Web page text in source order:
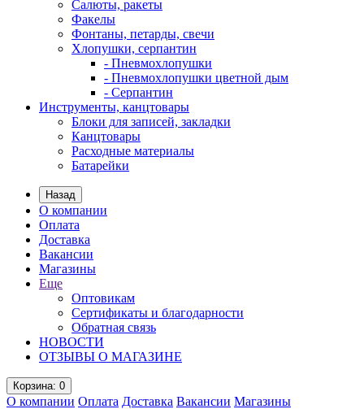
Салюты, ракеты
Факелы
Фонтаны, петарды, свечи
Хлопушки, серпантин
- Пневмохлопушки
- Пневмохлопушки цветной дым
- Серпантин
Инструменты, канцтовары
Блоки для записей, закладки
Канцтовары
Расходные материалы
Батарейки
Назад
О компании
Оплата
Доставка
Вакансии
Магазины
Еще
Оптовикам
Сертификаты и благодарности
Обратная связь
НОВОСТИ
ОТЗЫВЫ О МАГАЗИНЕ
Корзина: 0
О компании Оплата Доставка Вакансии Магазины